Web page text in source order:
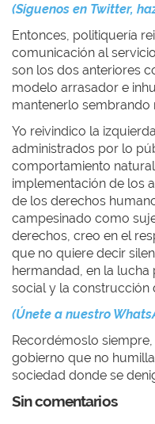
(Síguenos en Twitter,
Entonces, politiquería
comunicación al
son los dos anteriores
modelo arrasador e
mantenerlo sembrando
Yo reivindico la
administrados por lo
comportamiento
implementación de los
de los derechos
campesinado como
derechos, creo en el
que no quiere decir
hermandad, en la
social y la construcción
(Únete a nuestro
Recordémoslo
gobierno que no
sociedad donde se
Sin comentarios